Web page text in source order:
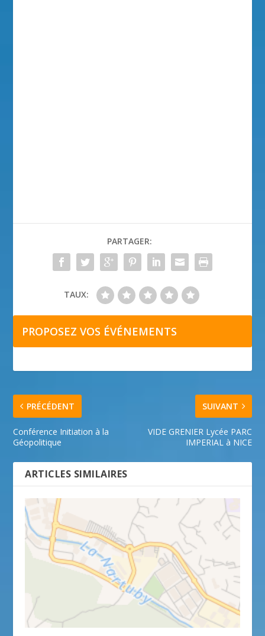
PARTAGER:
TAUX:
PROPOSEZ VOS ÉVÉNEMENTS
PRÉCÉDENT
Conférence Initiation à la
Géopolitique
SUIVANT
VIDE GRENIER Lycée PARC
IMPERIAL à NICE
ARTICLES SIMILAIRES